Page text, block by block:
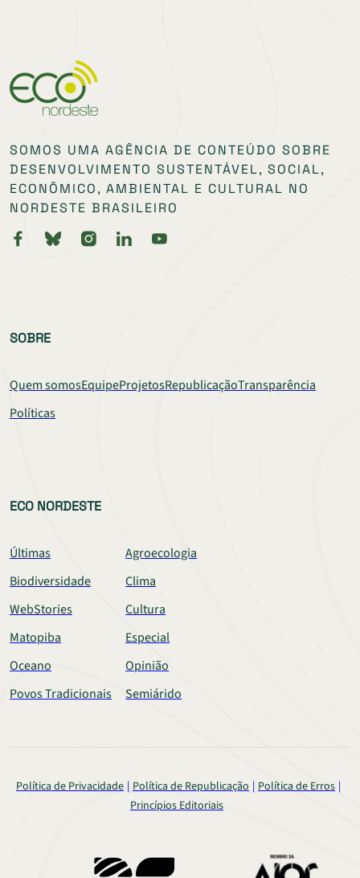
SOMOS UMA AGÊNCIA DE CONTEÚDO SOBRE
DESENVOLVIMENTO SUSTENTÁVEL, SOCIAL,
ECONÔMICO, AMBIENTAL E CULTURAL NO
NORDESTE BRASILEIRO
SOBRE
Quem somosEquipeProjetosRepublicaçãoTransparência
Políticas
ECO NORDESTE
Últimas
Agroecologia
Biodiversidade
Clima
WebStories
Cultura
Matopiba
Especial
Oceano
Opinião
Povos Tradicionais
Semiárido
Política de Privacidade Política de Republicação
Política de Erros
Princípios Editoriais